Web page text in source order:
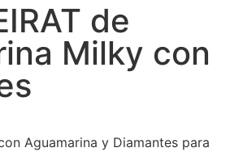
de
Milky con
Aguamarina y Diamantes para